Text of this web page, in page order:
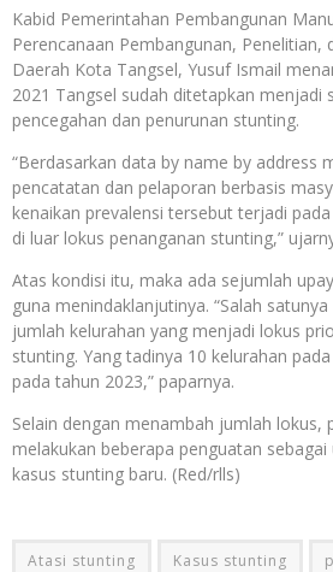
Kabid Pemerintahan Pembangunan
Perencanaan Pembangunan, Penelitian,
Daerah Kota Tangsel, Yusuf Ismail
2021 Tangsel sudah ditetapkan menjadi
pencegahan dan penurunan stunting.
“Berdasarkan data by name by address
pencatatan dan pelaporan berbasis
kenaikan prevalensi tersebut terjadi
di luar lokus penanganan stunting,”
Atas kondisi itu, maka ada sejumlah
guna menindaklanjutinya. “Salah
jumlah kelurahan yang menjadi lokus
stunting. Yang tadinya 10 kelurahan
pada tahun 2023,” paparnya.
Selain dengan menambah jumlah lokus,
melakukan beberapa penguatan sebagai
kasus stunting baru. (Red/rlls)
Atasi stunting Kasus stunting